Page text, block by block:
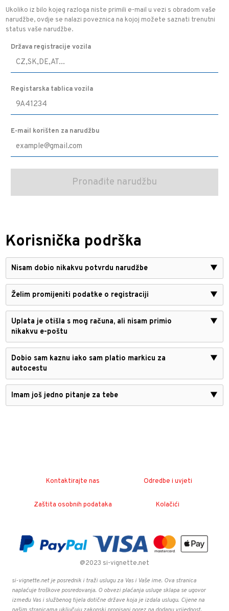
Ukoliko iz bilo kojeg razloga niste primili e-mail u vezi s obradom vaše
narudžbe, ovdje se nalazi poveznica na kojoj možete saznati trenutni
status vaše narudžbe.
Država registracije vozila
Registarska tablica vozila
E-mail korišten za narudžbu
Korisnička podrška
Nisam dobio nikakvu potvrdu narudžbe ▼
Želim promijeniti podatke o registraciji ▼
Uplata je otišla s mog računa, ali nisam primio
nikakvu e-poštu
▼
Dobio sam kaznu iako sam platio markicu za
autocestu
▼
Imam još jedno pitanje za tebe ▼
Kontaktirajte nas Odredbe i uvjeti
Zaštita osobnih podataka Kolačići
@2023 si-vignette.net
si-vignette.net je posrednik i traži uslugu za Vas i Vaše ime. Ova stranica
naplaćuje troškove posredovanja. O obvezi plaćanja usluge sklapa se ugovor
između Vas i službenog tijela dotične države koja je izdala uslugu. Cijene na